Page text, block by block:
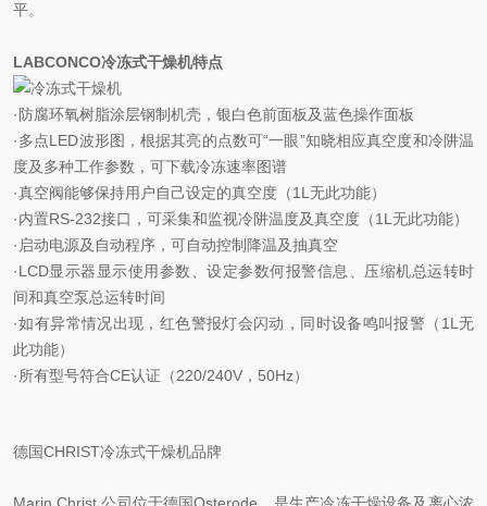
平。
LABCONCO冷冻式干燥机特点
·防腐环氧树脂涂层钢制机壳，银白色前面板及蓝色操作面板
·多点LED波形图，根据其亮的点数可“一眼”知晓相应真空度和冷阱温
度及多种工作参数，可下载冷冻速率图谱
·真空阀能够保持用户自己设定的真空度（1L无此功能）
·内置RS-232接口，可采集和监视冷阱温度及真空度（1L无此功能）
·启动电源及自动程序，可自动控制降温及抽真空
·LCD显示器显示使用参数、设定参数何报警信息、压缩机总运转时
间和真空泵总运转时间
·如有异常情况出现，红色警报灯会闪动，同时设备鸣叫报警（1L无
此功能）
·所有型号符合CE认证（220/240V，50Hz）
德国CHRIST冷冻式干燥机品牌